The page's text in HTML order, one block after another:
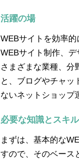
活躍の場
WEBサイトを効率的
WEBサイト制作、
さまざまな業種、分
と、ブログやチャッ
ないネットショップ
必要な知識とスキル
まずは、基本的な
すので、そのベース